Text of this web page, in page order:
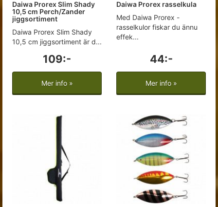
Daiwa Prorex Slim Shady
10,5 cm Perch/Zander
jiggsortiment
Daiwa Prorex Slim Shady
10,5 cm jiggsortiment är d...
109:-
Mer info »
Daiwa Prorex rasselkula
Med Daiwa Prorex -
rasselkulor fiskar du ännu
effek...
44:-
Mer info »